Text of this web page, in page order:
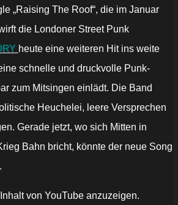
„Raising The Roof“, die im Januar
die Londoner Street Punk
heute eine weiteren Hit ins weite
schnelle und druckvolle Punk-
zum Mitsingen einlädt. Die Band
Heuchelei, leere Versprechen
Gerade jetzt, wo sich Mitten in
Bahn bricht, könnte der neue Song
von YouTube anzuzeigen.